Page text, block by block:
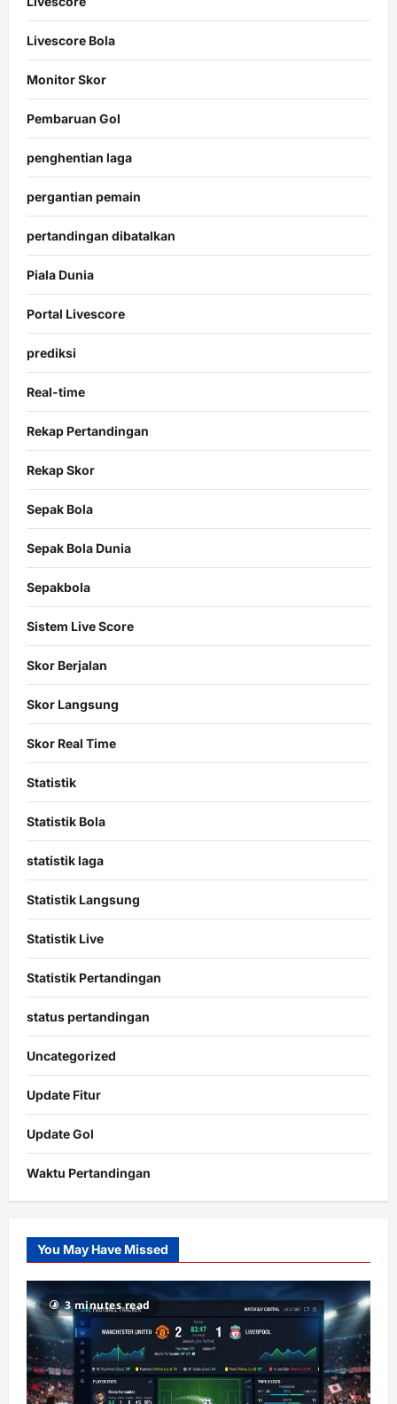
Livescore Bola
Monitor Skor
Pembaruan Gol
penghentian laga
pergantian pemain
pertandingan dibatalkan
Piala Dunia
Portal Livescore
prediksi
Real-time
Rekap Pertandingan
Rekap Skor
Sepak Bola
Sepak Bola Dunia
Sepakbola
Sistem Live Score
Skor Berjalan
Skor Langsung
Skor Real Time
Statistik
Statistik Bola
statistik laga
Statistik Langsung
Statistik Live
Statistik Pertandingan
status pertandingan
Uncategorized
Update Fitur
Update Gol
Waktu Pertandingan
Slot
Gacor
RTP
terupdate
You May Have Missed
3 minutes read